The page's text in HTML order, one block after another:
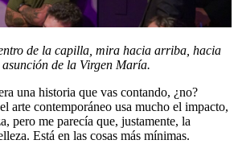
de la capilla, mira hacia arriba, hacia
de la Virgen María.
una historia que vas contando, ¿no?
arte contemporáneo usa mucho el impacto,
pero me parecía que, justamente, la
Está en las cosas más mínimas.